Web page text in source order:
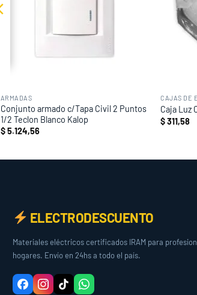
ARMADAS
Conjunto armado c/Tapa Civil 2 Puntos
1/2 Teclon Blanco Kalop
$5.124,56
CAJAS DE
Caja Luz
$311,58
ELECTRODESCUENTO
Materiales eléctricos certificados IRAM para
hogares. Envío en 24hs a todo el país.